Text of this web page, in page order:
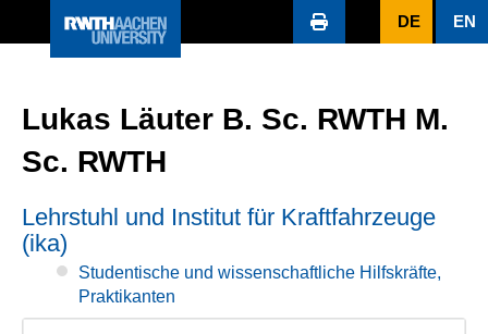
DE EN
Lukas Läuter B. Sc. RWTH M.
Sc. RWTH
Lehrstuhl und Institut für Kraftfahrzeuge
(ika)
Studentische und wissenschaftliche Hilfskräfte,
Praktikanten